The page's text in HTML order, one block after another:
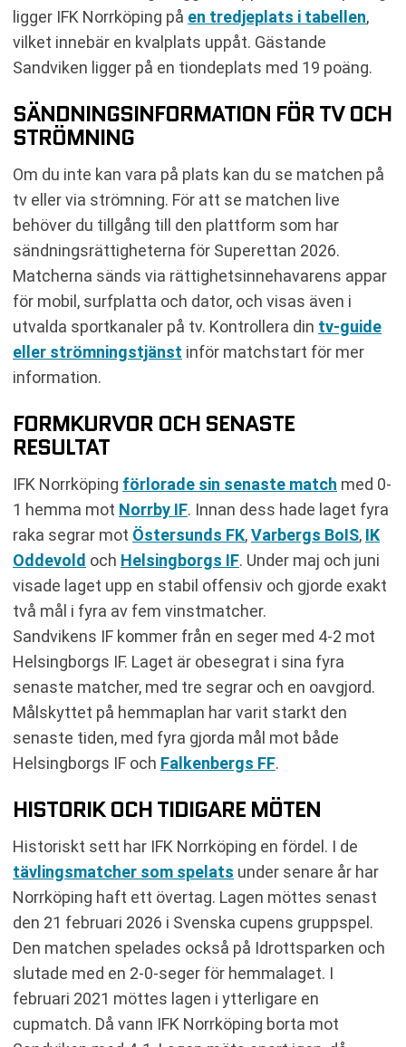
ligger IFK Norrköping på en tredjeplats i tabellen,
vilket innebär en kvalplats uppåt. Gästande
Sandviken ligger på en tiondeplats med 19 poäng.
SÄNDNINGSINFORMATION FÖR TV OCH
STRÖMNING
Om du inte kan vara på plats kan du se matchen på
tv eller via strömning. För att se matchen live
behöver du tillgång till den plattform som har
sändningsrättigheterna för Superettan 2026.
Matcherna sänds via rättighetsinnehavarens appar
för mobil, surfplatta och dator, och visas även i
utvalda sportkanaler på tv. Kontrollera din tv-guide
eller strömningstjänst inför matchstart för mer
information.
FORMKURVOR OCH SENASTE
RESULTAT
IFK Norrköping förlorade sin senaste match med 0-
1 hemma mot Norrby IF. Innan dess hade laget fyra
raka segrar mot Östersunds FK,Varbergs BoIS, IK
Oddevold och Helsingborgs IF. Under maj och juni
visade laget upp en stabil offensiv och gjorde exakt
två mål i fyra av fem vinstmatcher.
Sandvikens IF kommer från en seger med 4-2 mot
Helsingborgs IF. Laget är obesegrat i sina fyra
senaste matcher, med tre segrar och en oavgjord.
Målskyttet på hemmaplan har varit starkt den
senaste tiden, med fyra gjorda mål mot både
Helsingborgs IF och Falkenbergs FF.
HISTORIK OCH TIDIGARE MÖTEN
Historiskt sett har IFK Norrköping en fördel. I de
tävlingsmatcher som spelats under senare år har
Norrköping haft ett övertag. Lagen möttes senast
den 21 februari 2026 i Svenska cupens gruppspel.
Den matchen spelades också på Idrottsparken och
slutade med en 2-0-seger för hemmalaget. I
februari 2021 möttes lagen i ytterligare en
cupmatch. Då vann IFK Norrköping borta mot